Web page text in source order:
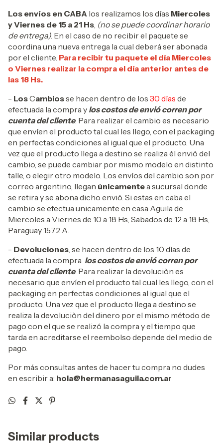
Los envíos en CABA los realizamos los días Miercoles
y Viernes de 15 a 21 Hs (no se puede coordinar horario
de entrega). En el caso de no recibir el paquete se
coordina una nueva entrega la cual deberá ser abonada
por el cliente. Para recibir tu paquete el día Miercoles
o Viernes realizar la compra el día anterior antes de
las 18 Hs.
- LosCambiosse hacen dentro de los 30 días de
efectuada la compra y los costos de envió corren por
cuenta del cliente. Para realizar el cambio es necesario
que envíen el producto tal cual les llego, con el packaging
en perfectas condiciones al igual que el producto. Una
vez que el producto llega a destino se realiza él envió del
cambio, se puede cambiar por mismo modelo en distinto
talle, o elegir otro modelo. Los envíos del cambio son por
correo argentino, llegan únicamentea sucursal donde
se retira y se abona dicho envió. Si estas en caba el
cambio se efectua unicamente en casa Aguila de
Miercoles a Viernes de 10 a 18 Hs, Sabados de 12 a 18 Hs,
Paraguay 1572 A.
- Devoluciones , se hacen dentro de los 10 dìas de
efectuada la compra los costos de envió corren por
cuenta del cliente. Para realizar la devoluciòn es
necesario que envíen el producto tal cual les llego, con el
packaging en perfectas condiciones al igual que el
producto. Una vez que el producto llega a destino se
realiza la devoluciòn del dinero por el mismo método de
pago con el que se realizó la compra y el tiempo que
tarda en acreditarse el reembolso depende del medio de
pago.
Por más consultas antes de hacer tu compra no dudes
en escribir a: hola@hermanasaguila.com.ar
Similar products